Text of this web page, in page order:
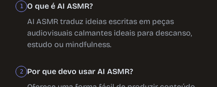
1
O que é AI ASMR?
AI ASMR traduz ideias escritas em peças
audiovisuais calmantes ideais para descanso,
estudo ou mindfulness.
2
Por que devo usar AI ASMR?